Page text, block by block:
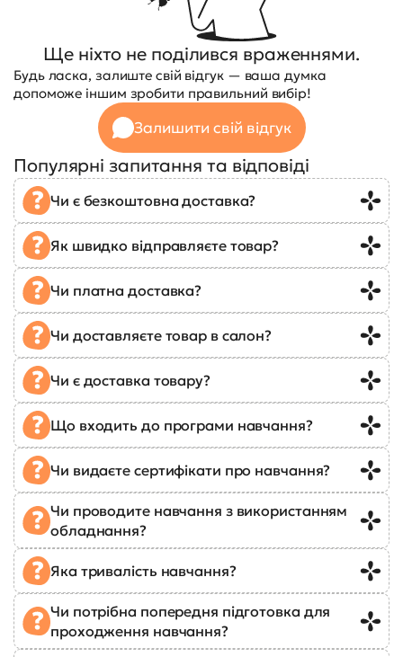
Ще ніхто не поділився враженнями.
Будь ласка, залиште свій відгук — ваша думка
допоможе іншим зробити правильний вибір!
Залишити свій відгук
Популярні запитання та відповіді
Чи є безкоштовна доставка?
Як швидко відправляєте товар?
Чи платна доставка?
Чи доставляєте товар в салон?
Чи є доставка товару?
Що входить до програми навчання?
Чи видаєте сертифікати про навчання?
Чи проводите навчання з використанням
обладнання?
Яка тривалість навчання?
Чи потрібна попередня підготовка для
проходження навчання?